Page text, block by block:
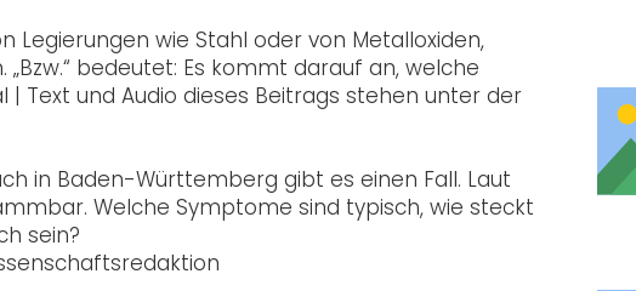
Legierungen wie Stahl oder von Metalloxiden,
bedeutet: Es kommt darauf an, welche
| Text und Audio dieses Beitrags stehen unter der
in Baden-Württemberg gibt es einen Fall. Laut
Welche Symptome sind typisch, wie steckt
sein?